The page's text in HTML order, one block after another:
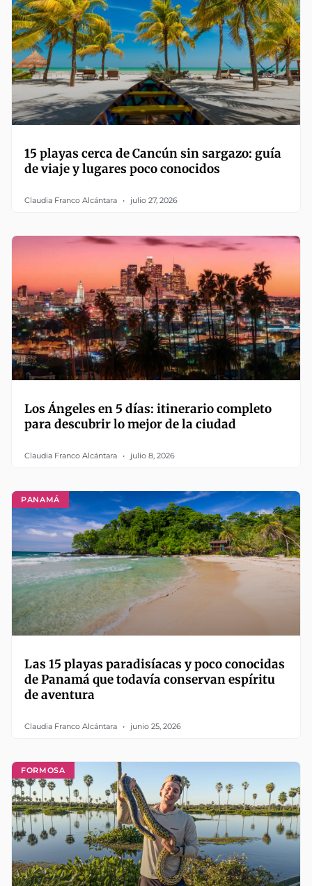
15 playas cerca de Cancún sin sargazo: guía
de viaje y lugares poco conocidos
Claudia Franco Alcántara julio 27, 2026
Los Ángeles en 5 días: itinerario completo
para descubrir lo mejor de la ciudad
Claudia Franco Alcántara julio 8, 2026
PANAMÁ
Las 15 playas paradisíacas y poco conocidas
de Panamá que todavía conservan espíritu
de aventura
Claudia Franco Alcántara junio 25, 2026
FORMOSA